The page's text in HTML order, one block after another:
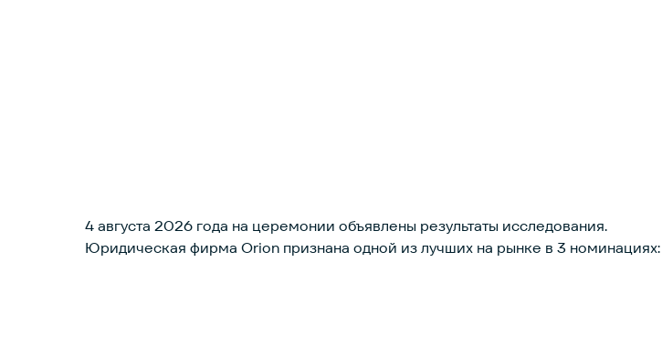
4 августа 2026 года на церемонии объявлены результаты исследования.
Юридическая фирма Orion признана одной из лучших на рынке в 3 номинациях: